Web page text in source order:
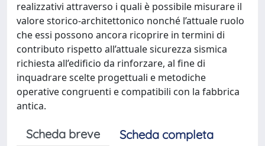
realizzativi attraverso i quali è possibile misurare il
valore storico-architettonico nonché l’attuale ruolo
che essi possono ancora ricoprire in termini di
contributo rispetto all’attuale sicurezza sismica
richiesta all’edificio da rinforzare, al fine di
inquadrare scelte progettuali e metodiche
operative congruenti e compatibili con la fabbrica
antica.
Scheda breve
Scheda completa